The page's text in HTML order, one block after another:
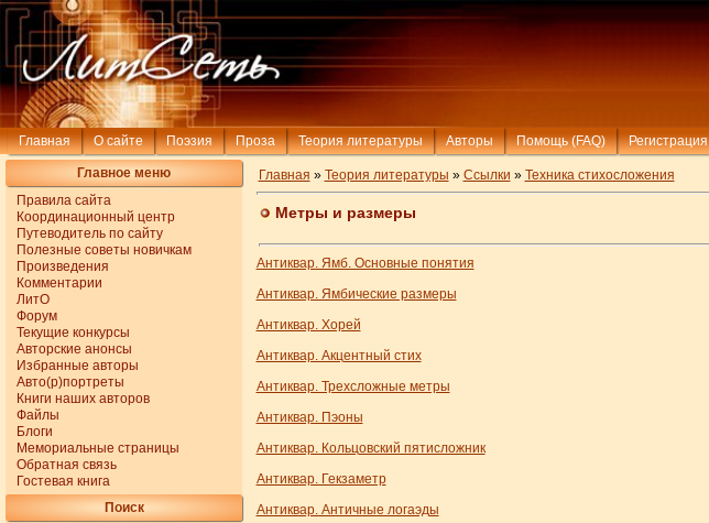
Главная О сайте Поэзия Проза Теория литературы Авторы Помощь (FAQ) Регистрация
Главное меню
Правила сайта
Координационный центр
Путеводитель по сайту
Полезные советы новичкам
Произведения
Комментарии
ЛитО
Форум
Текущие конкурсы
Авторские анонсы
Избранные авторы
Авто(р)портреты
Книги наших авторов
Файлы
Блоги
Мемориальные страницы
Обратная связь
Гостевая книга
Поиск
Главная » Теория литературы » Ссылки » Техника стихосложения
Метры и размеры
Антиквар. Ямб. Основные понятия
Антиквар. Ямбические размеры
Антиквар. Хорей
Антиквар. Акцентный стих
Антиквар. Трехсложные метры
Антиквар. Пэоны
Антиквар. Кольцовский пятисложник
Антиквар. Гекзаметр
Антиквар. Античные логаэды